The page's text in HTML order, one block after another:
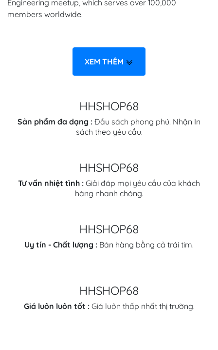
Engineering meetup, which serves over 100,000
members worldwide.
XEM THÊM
HHSHOP68
Sản phẩm đa dạng : Đầu sách phong phú. Nhận In
sách theo yêu cầu.
HHSHOP68
Tư vấn nhiệt tình : Giải đáp mọi yêu cầu của khách
hàng nhanh chóng.
HHSHOP68
Uy tín - Chất lượng : Bán hàng bằng cả trái tim.
HHSHOP68
Giá luôn luôn tốt : Giá luôn thấp nhất thị trường.